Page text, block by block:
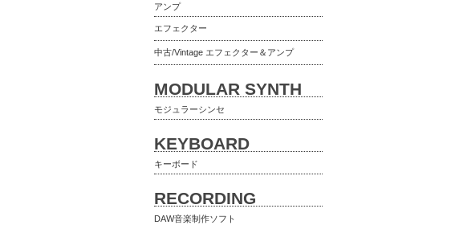
アンプ
エフェクター
中古/Vintage エフェクター＆アンプ
MODULAR SYNTH
モジュラーシンセ
KEYBOARD
キーボード
RECORDING
DAW音楽制作ソフト